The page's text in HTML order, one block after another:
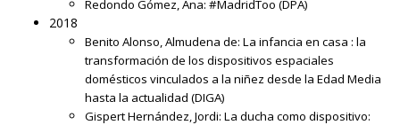
Redondo Gómez, Ana: #MadridToo (DPA)
2018
Benito Alonso, Almudena de: La infancia en casa : la
transformación de los dispositivos espaciales
domésticos vinculados a la niñez desde la Edad Media
hasta la actualidad (DIGA)
Gispert Hernández, Jordi: La ducha como dispositivo: